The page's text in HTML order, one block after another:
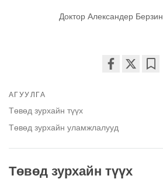
Доктор Александер Берзин
АГУУЛГА
Төвөд зурхайн түүх
Төвөд зурхайн уламжлалууд
Төвөд зурхайн түүх